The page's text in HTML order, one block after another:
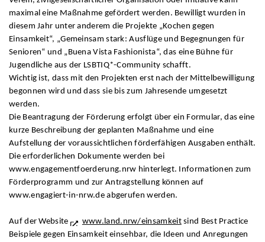
maximal eine Maßnahme gefördert werden. Bewilligt wurden in
diesem Jahr unter anderem die Projekte „Kochen gegen
Einsamkeit“, „Gemeinsam stark: Ausflüge und Begegnungen für
Senioren“ und „Buena Vista Fashionista“, das eine Bühne für
Jugendliche aus der LSBTIQ*-Community schafft.
Wichtig ist, dass mit den Projekten erst nach der Mittelbewilligung
begonnen wird und dass sie bis zum Jahresende umgesetzt
werden.
Die Beantragung der Förderung erfolgt über ein Formular, das eine
kurze Beschreibung der geplanten Maßnahme und eine
Aufstellung der voraussichtlichen förderfähigen Ausgaben enthält.
Die erforderlichen Dokumente werden bei
www.engagementfoerderung.nrw hinterlegt. Informationen zum
Förderprogramm und zur Antragstellung können auf
www.engagiert-in-nrw.de abgerufen werden.
Auf der Website www.land.nrw/einsamkeitsind Best Practice
Beispiele gegen Einsamkeit einsehbar, die Ideen und Anregungen